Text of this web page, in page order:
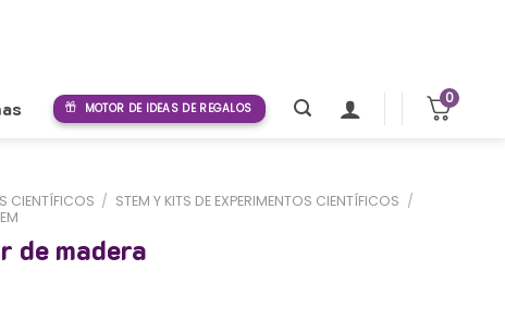
MOTOR DE IDEAS DE REGALOS
0
CIENTÍFICOS / STEM Y KITS DE EXPERIMENTOS CIENTÍFICOS /
de madera